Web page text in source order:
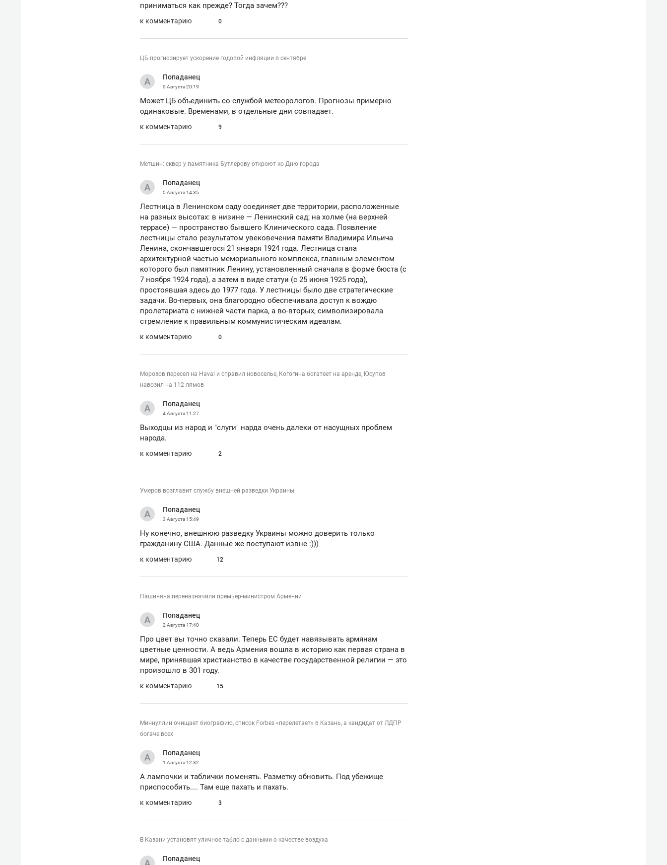
приниматься как прежде? Тогда зачем???
к комментарию 0
ЦБ прогнозирует ускорение годовой инфляции в сентябре
Попаданец
5 Августа20:19
Может ЦБ объединить со службой метеорологов. Прогнозы примерно
одинаковые. Временами, в отдельные дни совпадает.
к комментарию 9
Метшин: сквер у памятника Бутлерову откроют ко Дню города
Попаданец
5 Августа14:35
Лестница в Ленинском саду соединяет две территории, расположенные
на разных высотах: в низине — Ленинский сад; на холме (на верхней
террасе) — пространство бывшего Клинического сада. Появление
лестницы стало результатом увековечения памяти Владимира Ильича
Ленина, скончавшегося 21 января 1924 года. Лестница стала
архитектурной частью мемориального комплекса, главным элементом
которого был памятник Ленину, установленный сначала в форме бюста (с
7 ноября 1924 года), а затем в виде статуи (с 25 июня 1925 года),
простоявшая здесь до 1977 года. У лестницы было две стратегические
задачи. Во-первых, она благородно обеспечивала доступ к вождю
пролетариата с нижней части парка, а во-вторых, символизировала
стремление к правильным коммунистическим идеалам.
к комментарию 0
Морозов пересел на Haval и справил новоселье, Когогина богатеет на аренде, Юсупов
навозил на 112 лямов
Попаданец
4 Августа11:27
Выходцы из народ и "слуги" нарда очень далеки от насущных проблем
народа.
к комментарию 2
Умеров возглавит службу внешней разведки Украины
Попаданец
3 Августа15:49
Ну конечно, внешнюю разведку Украины можно доверить только
гражданину США. Данные же поступают извне :)))
к комментарию 12
Пашиняна переназначили премьер-министром Армении
Попаданец
2 Августа17:40
Про цвет вы точно сказали. Теперь ЕС будет навязывать армянам
цветные ценности. А ведь Армения вошла в историю как первая страна в
мире, принявшая христианство в качестве государственной религии — это
произошло в 301 году.
к комментарию 15
Миннуллин очищает биографию, список Forbes «перелетает» в Казань, а кандидат от ЛДПР
богаче всех
Попаданец
1 Августа12:32
А лампочки и таблички поменять. Разметку обновить. Под убежище
приспособить.... Там еще пахать и пахать.
к комментарию 3
В Казани установят уличное табло с данными о качестве воздуха
Попаданец